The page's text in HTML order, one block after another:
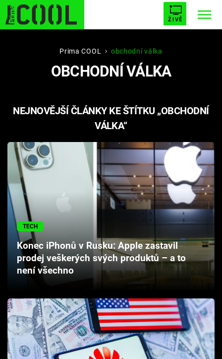
ŽIVĚ
STARHOUSE BUFFY, PŘEMOŽITELKA UPÍRŮ
PLNEJ KOTEL AVENGERS 5
Filmy
Seriály
Hry
Cool Esport
Pořady
TV Program
Sledujte prima+
Přihlášení
Prima COOL obchodní válka
OBCHODNÍ VÁLKA
NEJNOVĚJŠÍ ČLÁNKY KE ŠTÍTKU „OBCHODNÍ
VÁLKA“
TECH
Konec iPhonů v Rusku: Apple zastavil
prodej veškerých svých produktů – a to
není všechno